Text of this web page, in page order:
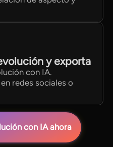
y exporta
con IA.
redes sociales o
con IA ahora